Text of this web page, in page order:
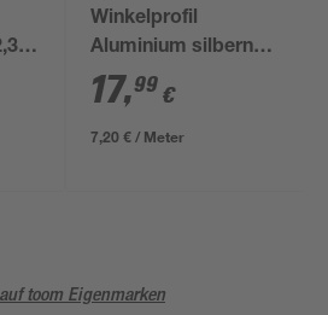
Winkelprofil
Aluminium silbern
2500 x 10 x 10 mm
17,99 €
7,20 € / Meter
toom Eigenmarken